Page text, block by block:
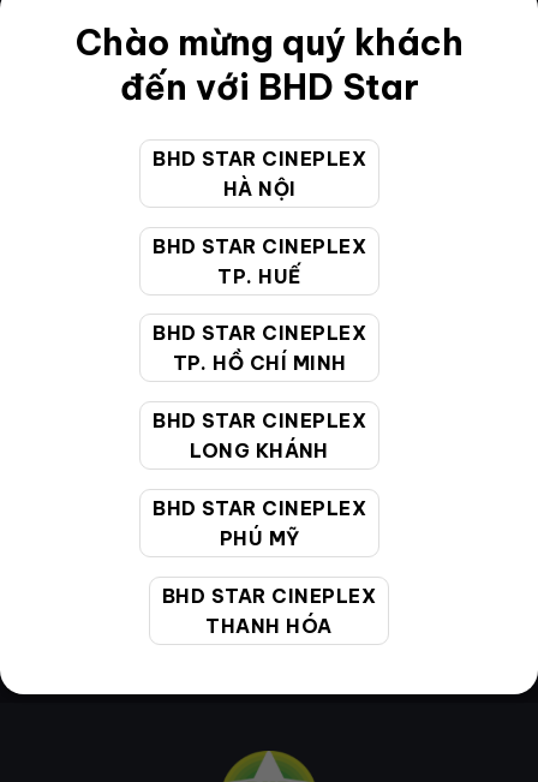
Chào mừng quý khách
đến với BHD Star
BHD STAR CINEPLEX
HÀ NỘI
BHD STAR CINEPLEX
TP. HUẾ
BHD STAR CINEPLEX
TP. HỒ CHÍ MINH
BHD STAR CINEPLEX
LONG KHÁNH
BHD STAR CINEPLEX
PHÚ MỸ
BHD STAR CINEPLEX
THANH HÓA
Điều khoản
Hướng dẫn đặt vé trực tuyến
Quy định và chính sách chung
Chính sách bảo vệ thông tin cá nhân của người tiêu
CHĂM SÓC KHÁCH HÀNG
19002099
Giờ làm việc: 9:00 - 22:00 (Tất cả các ngày bao
cskh@bhdstar.vn